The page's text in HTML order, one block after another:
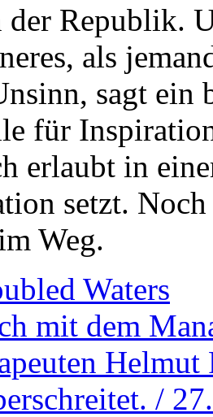
der Republik.
als
sagt ein
für
erlaubt in
setzt.
Weg.
Waters
mit dem
/